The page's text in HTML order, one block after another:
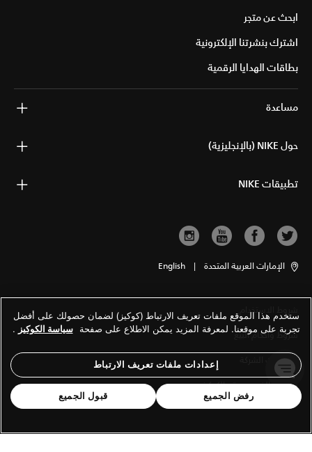
ابحث عن متجر
اشترك بنشرتنا الإلكترونية
بطاقات الهدايا الرقمية
مساعدة
حول NIKE (بالإنجليزية)
تطبيقات NIKE
الإمارات العربية المتحدة |
English
شروط الاستخدام
شروط وأحكام البيع
معلومات الشركة
سياسة الخصوصية والكوكيز
ستخدم هذا الموقع ملفات تعريف الارتباط (كوكيز) لضمان حصولك على أفضل
تجربة على موقعنا. لمعرفة المزيد يمكن الاطلاع على صفحة سياسة الكوكيز .
إعدادات ملفات تعريف الارتباط
رفض الجميع قبول الجميع